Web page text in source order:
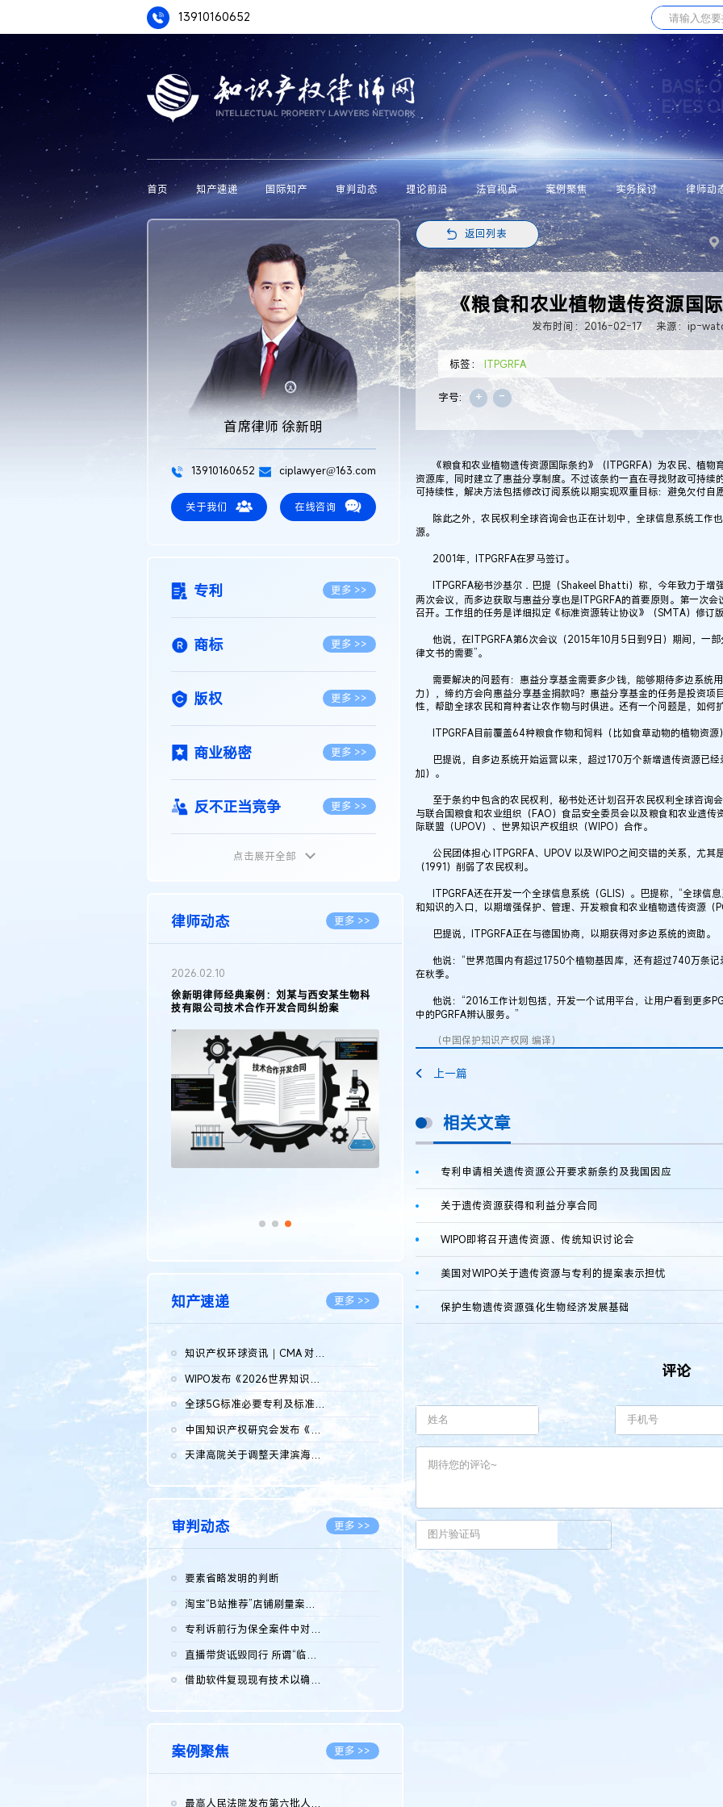
13910160652
BASE
EYES
首页 知产速递 国际知产 审判动态 理论前沿 法官视点 案例聚焦 实务探讨 律师动
首席律师 徐新明
13910160652 ciplawyer@163.com
关于我们 在线咨询
专利 更多 >>
商标 更多 >>
版权 更多 >>
商业秘密 更多 >>
反不正当竞争 更多 >>
植物新品种
地理标志 更多 >>
集成电路布图设计
传统文化 更多 >>
点击展开全部
律师动态 更多 >>
2026.02.10
徐新明律师经典案例：刘某与西安某生物科
技有限公司技术合作开发合同纠纷案
知产速递 更多 >>
知识产权环球资讯｜CMA 对微软发起调查；批量搬运二手平台数据构...
WIPO发布《2026世界知识产权报告》 含报告全文
全球5G标准必要专利及标准提案研究报告（2026年）全文发布
中国知识产权研究会发布《2025年度中国企业海外知识产权纠纷调查...
2026.08.07
天津高院关于调整天津滨海高新技术产业开发区华苑科技园一审普通...
2026.08.07
审判动态 更多 >>
要素省略发明的判断
淘宝“B站推荐”店铺刷量案维持原判，两被告连带赔偿150万元
专利诉前行为保全案件中对仿制药申请人曾作出三类声明的考量及违...
直播带货诋毁同行 所谓“临场发挥”不免责
借助软件复现现有技术以确认相关参数特征是否被公开
案例聚焦 更多 >>
最高人民法院发布第六批人民法院种业知识产权司法保护典型案例 含...
返回列表
《粮食和农业植物遗传资源国
发布时间：2016-02-17 来源：ip-
标签： ITPGRFA
字号: + -
《粮食和农业植物遗传资源国际条约》（ITPGRFA）为农民、植物
资源库，同时建立了惠益分享制度。不过该条约一直在寻找财政可持续
可持续性，解决方法包括修改订阅系统以期实现双重目标：避免欠付
除此之外，农民权利全球咨询会也正在计划中，全球信息系统工作
源。
2001年，ITPGRFA在罗马签订。
ITPGRFA秘书沙基尔．巴提（Shakeel Bhatti）称，今年致力于增
两次会议，而多边获取与惠益分享也是ITPGRFA的首要原则。第一次
召开。工作组的任务是详细拟定《标准资源转让协议》（SMTA）修订
他说，在ITPGRFA第6次会议（2015年10月5日到9日）期间，一部
律文书的需要”。
需要解决的问题有：惠益分享基金需要多少钱，能够期待多边系统
力），缔约方会向惠益分享基金捐款吗？惠益分享基金的任务是投资项
性，帮助全球农民和育种者让农作物与时俱进。还有一个问题是，如
ITPGRFA目前覆盖64种粮食作物和饲料（比如食草动物的植物资源
巴提说，自多边系统开始运营以来，超过170万个新增遗传资源已经
加）。
至于条约中包含的农民权利，秘书处还计划召开农民权利全球咨询
与联合国粮食和农业组织（FAO）食品安全委员会以及粮食和农业遗
际联盟（UPOV）、世界知识产权组织（WIPO）合作。
公民团体担心 ITPGRFA、UPOV 以及WIPO之间交错的关系，尤其
（1991）削弱了农民权利。
ITPGRFA还在开发一个全球信息系统（GLIS）。巴提称，“全球信
和知识的入口，以期增强保护、管理、开发粮食和农业植物遗传资源（
巴提说，ITPGRFA正在与德国协商，以期获得对多边系统的资助。
他说：“世界范围内有超过1750个植物基因库，还有超过740万条记
在秋季。
他说：“2016工作计划包括，开发一个试用平台，让用户看到更多
中的PGRFA辨认服务。”
（中国保护知识产权网 编译）
上一篇
相关文章
专利申请相关遗传资源公开要求新条约及我国因应
关于遗传资源获得和利益分享合同
WIPO即将召开遗传资源、传统知识讨论会
美国对WIPO关于遗传资源与专利的提案表示担忧
保护生物遗传资源强化生物经济发展基础
评论